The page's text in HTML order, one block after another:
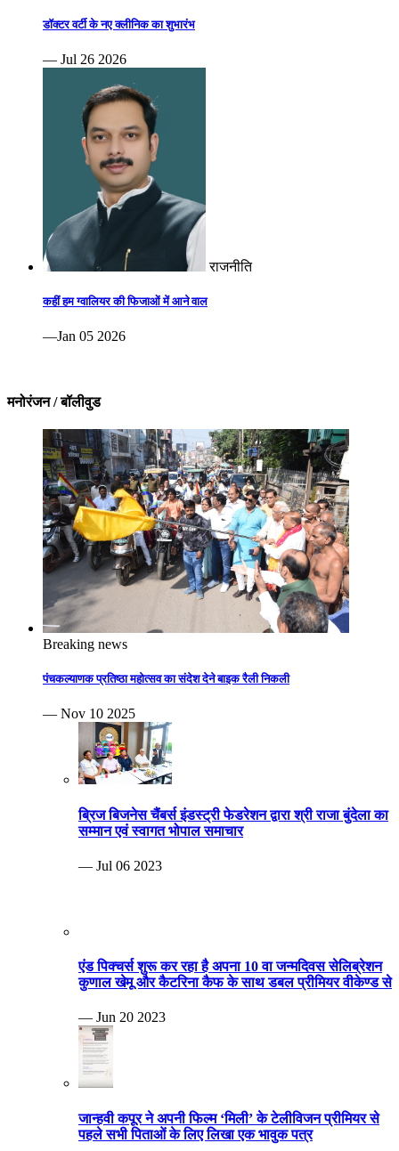
डॉक्टर वर्टी के नए क्लीनिक का शुभारंभ
— Jul 26 2026
राजनीति
कहीं हम ग्वालियर की फिजाओं में आने वाल
—Jan 05 2026
मनोरंजन / बॉलीवुड
Breaking news
पंचकल्याणक प्रतिष्ठा महोत्सव का संदेश देने बाइक रैली निकली
— Nov 10 2025
ब्रिज बिजनेस चैंबर्स इंडस्ट्री फेडरेशन द्वारा श्री राजा बुंदेला का
सम्मान एवं स्वागत भोपाल समाचार
— Jul 06 2023
एंड पिक्चर्स शुरू कर रहा है अपना 10 वा जन्मदिवस सेलिब्रेशन
कुणाल खेमू और कैटरिना कैफ के साथ डबल प्रीमियर वीकेण्ड से
— Jun 20 2023
जान्हवी कपूर ने अपनी फिल्म ‘मिली’ के टेलीविजन प्रीमियर से
पहले सभी पिताओं के लिए लिखा एक भावुक पत्र